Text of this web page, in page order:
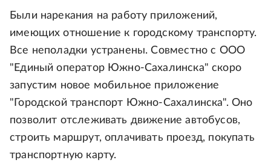
Были нарекания на работу приложений,
имеющих отношение к городскому транспорту.
Все неполадки устранены. Совместно с ООО
"Единый оператор Южно-Сахалинска" скоро
запустим новое мобильное приложение
"Городской транспорт Южно-Сахалинска". Оно
позволит отслеживать движение автобусов,
строить маршрут, оплачивать проезд, покупать
транспортную карту.